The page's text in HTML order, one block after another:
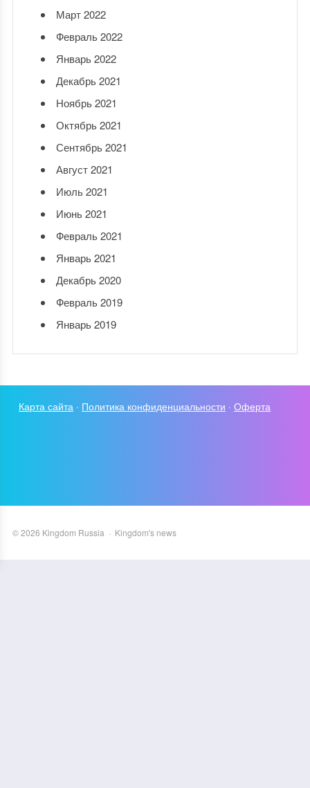
Март 2022
Февраль 2022
Январь 2022
Декабрь 2021
Ноябрь 2021
Октябрь 2021
Сентябрь 2021
Август 2021
Июль 2021
Июнь 2021
Февраль 2021
Январь 2021
Декабрь 2020
Февраль 2019
Январь 2019
Карта сайта · Политика конфиденциальности ·Оферта
©2026 Kingdom Russia · Kingdom's news